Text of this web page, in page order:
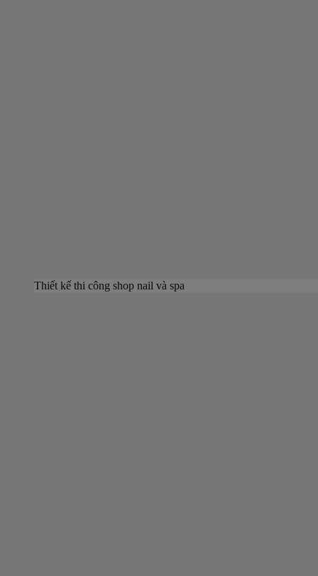
Thiết kế thi công shop nail và spa